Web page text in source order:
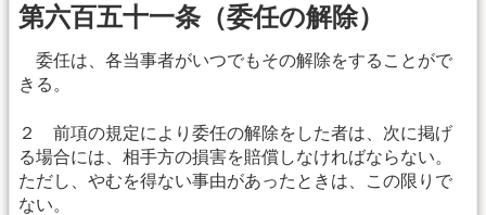
第六百五十一条（委任の解除）
委任は、各当事者がいつでもその解除をすることがで
きる。
２ 前項の規定により委任の解除をした者は、次に掲げ
る場合には、相手方の損害を賠償しなければならない。
ただし、やむを得ない事由があったときは、この限りで
ない。